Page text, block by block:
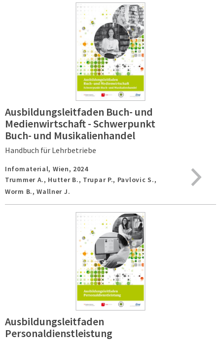
Ausbildungsleitfaden Buch- und
Medienwirtschaft - Schwerpunkt
Buch- und Musikalienhandel
Handbuch für Lehrbetriebe
Infomaterial, Wien, 2024
Trummer A., Hutter B., Trupar P., Pavlovic S.,
Worm B., Wallner J.
Ausbildungsleitfaden
Personaldienstleistung